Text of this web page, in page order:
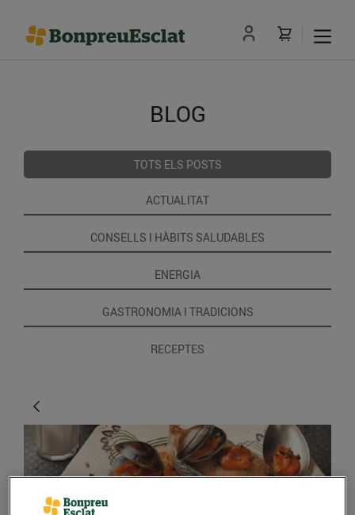
BLOG
TOTS ELS POSTS
ACTUALITAT
CONSELLS I HÀBITS SALUDABLES
ENERGIA
GASTRONOMIA I TRADICIONS
RECEPTES